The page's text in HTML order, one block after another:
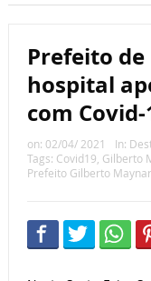
Prefeito
hospital
com Covid-
on: 02/04/ 2021 In:
Tags: Covid19, Gilberto
Prefeito Gilberto